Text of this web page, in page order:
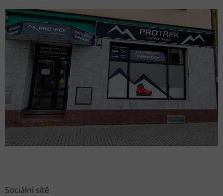
Sociální sítě